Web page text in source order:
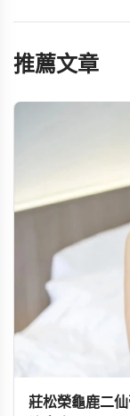
推薦文章
莊松榮龜鹿二